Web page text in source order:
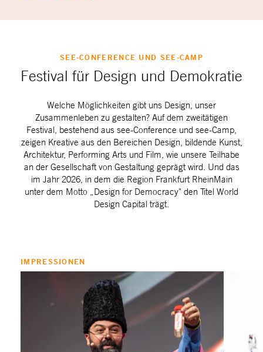
SEE-CONFERENCE UND SEE-CAMP
Festival für Design und Demokratie
Welche Möglichkeiten gibt uns Design, unser
Zusammenleben zu gestalten? Auf dem zweitätigen
Festival, bestehend aus see-Conference und see-Camp,
zeigen Kreative aus den Bereichen Design, bildende Kunst,
Architektur, Performing Arts und Film, wie unsere Teilhabe
an der Gesellschaft von Gestaltung geprägt wird. Und das
im Jahr 2026, in dem die Region Frankfurt RheinMain
unter dem Motto „Design for Democracy" den Titel World
Design Capital trägt.
IMPRESSIONEN